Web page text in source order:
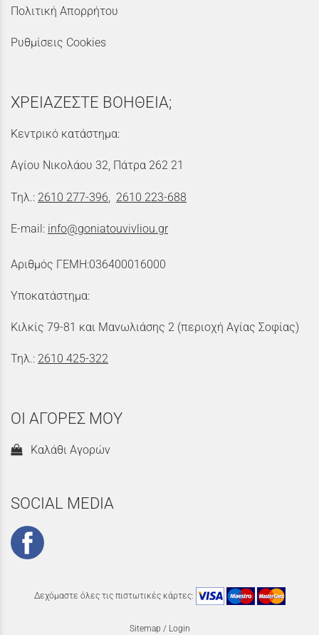
Πολιτική Απορρήτου
Ρυθμίσεις Cookies
ΧΡΕΙΑΖΕΣΤΕ ΒΟΗΘΕΙΑ;
Κεντρικό κατάστημα:
Αγίου Νικολάου 32, Πάτρα 262 21
Τηλ.: 2610 277-396 2610 223-688
E-mail: info@goniatouvivliou.gr
Αριθμός ΓΕΜΗ:036400016000
Υποκατάστημα:
Κιλκίς 79-81 και Μανωλιάσης 2 (περιοχή Αγίας Σοφίας)
Τηλ.: 2610 425-322
ΟΙ ΑΓΟΡΕΣ ΜΟΥ
Καλάθι Αγορών
SOCIAL MEDIA
Δεχόμαστε όλες τις πιστωτικές κάρτες:
Sitemap / Login